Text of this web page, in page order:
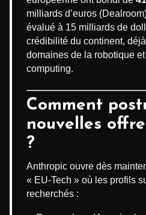
milliards d’euros
évalué à 15 milliards de
crédibilité du continent,
domaines de la robotique
computing.
Comment
nouvelles
?
Anthropic ouvre dès
« EU-Tech » où les profils
recherchés :